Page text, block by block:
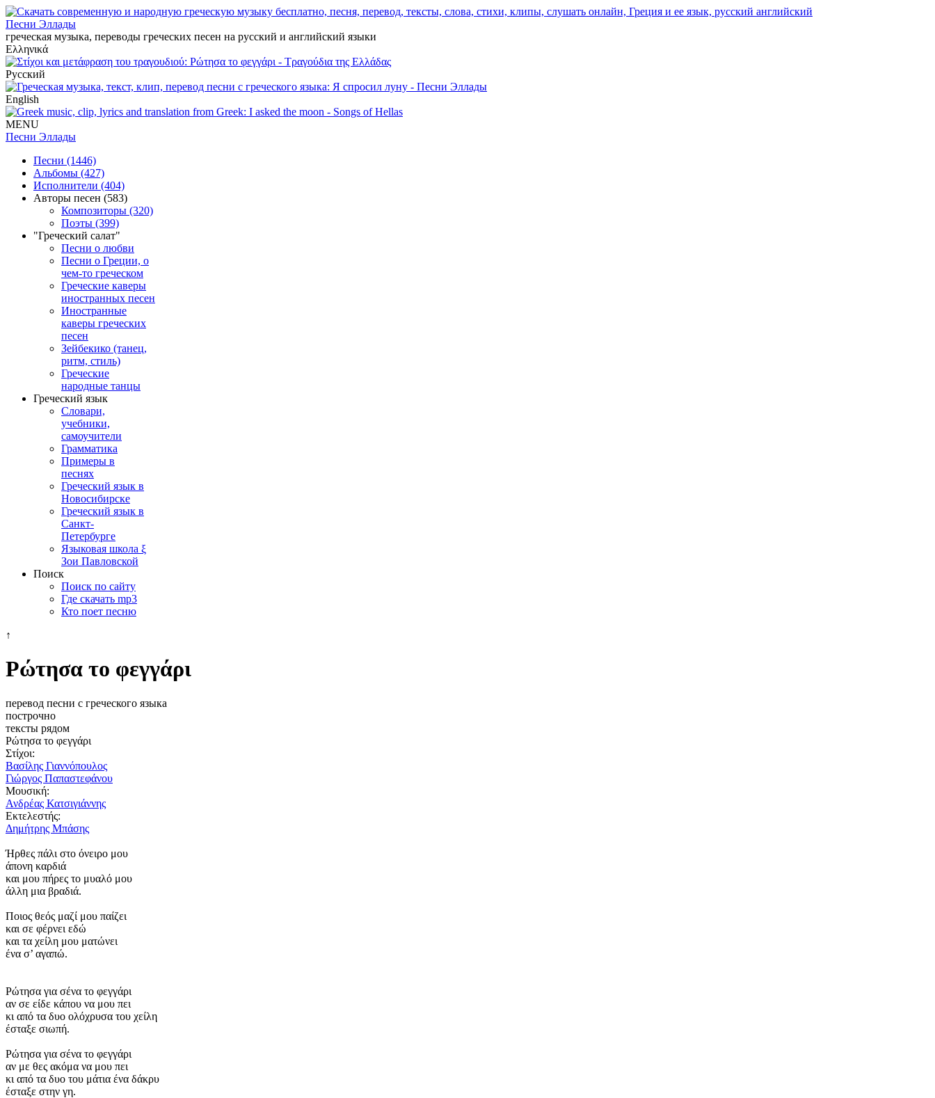
Песни Эллады
греческая музыка, переводы греческих песен на русский и английский языки
Ελληνικά
Русский
English
MENU
Песни Эллады
Песни (1446)
Альбомы (427)
Исполнители (404)
Авторы песен (583)
Композиторы (320)
Поэты (399)
"Греческий салат"
Песни о любви
Песни о Греции, о
чем-то греческом
Греческие каверы
иностранных песен
Иностранные
каверы греческих
песен
Зейбекико (танец,
ритм, стиль)
Греческие
народные танцы
Греческий язык
Словари,
учебники,
самоучители
Грамматика
Примеры в
песнях
Греческий язык в
Новосибирске
Греческий язык в
Санкт-
Петербурге
Языковая школа ξ
Зои Павловской
Поиск
Поиск по сайту
Где скачать mp3
Кто поет песню
↑
Ρώτησα το φεγγάρι
перевод песни с греческого языка
построчно
тексты рядом
Ρώτησα το φεγγάρι
Στίχοι:
Βασίλης Γιαννόπουλος
Γιώργος Παπαστεφάνου
Μουσική:
Ανδρέας Κατσιγιάννης
Εκτελεστής:
Δημήτρης Μπάσης
Ήρθες πάλι στο όνειρο μου
άπονη καρδιά
και μου πήρες το μυαλό μου
άλλη μια βραδιά.
Ποιος θεός μαζί μου παίζει
και σε φέρνει εδώ
και τα χείλη μου ματώνει
ένα σ’ αγαπώ.
Ρώτησα για σένα το φεγγάρι
αν σε είδε κάπου να μου πει
κι από τα δυο ολόχρυσα του χείλη
έσταξε σιωπή.
Ρώτησα για σένα το φεγγάρι
αν με θες ακόμα να μου πει
κι από τα δυο του μάτια ένα δάκρυ
έσταξε στην γη.